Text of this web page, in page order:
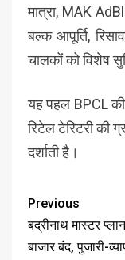
मात्रा, MAK
बल्क आपूर्ति,
चालकों को विशेष
यह पहल BPCL की
रिटेल टेरिटरी की
दर्शाती है।
Previous
बद्रीनाथ मास्टर
बाजार बंद, पुजारी-